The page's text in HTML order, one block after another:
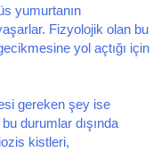
yumurtanın
Fizyolojik olan bu
yol açtığı için
gereken şey ise
durumlar dışında
kistleri,